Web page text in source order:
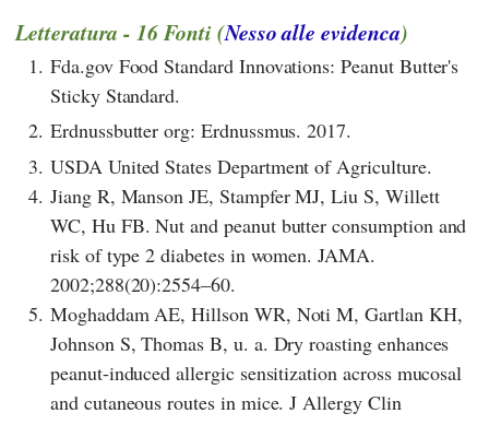
Letteratura - 16 Fonti (Nesso alle evidenca)
1. Fda.gov Food Standard Innovations: Peanut Butter's
Sticky Standard.
2. Erdnussbutter org: Erdnussmus. 2017.
3. USDA United States Department of Agriculture.
4. Jiang R, Manson JE, Stampfer MJ, Liu S, Willett
WC, Hu FB. Nut and peanut butter consumption and
risk of type 2 diabetes in women. JAMA.
2002;288(20):2554–60.
5. Moghaddam AE, Hillson WR, Noti M, Gartlan KH,
Johnson S, Thomas B, u. a. Dry roasting enhances
peanut-induced allergic sensitization across mucosal
and cutaneous routes in mice. J Allergy Clin